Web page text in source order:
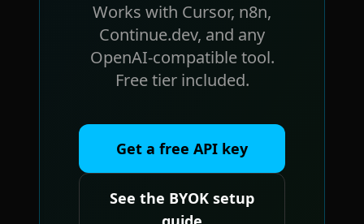
Works with Cursor, n8n,
Continue.dev, and any
OpenAI-compatible tool.
Free tier included.
Get a free API key
See the BYOK setup